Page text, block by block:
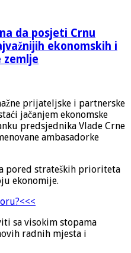
da posjeti Crnu
ekonomskih i
zemlje
prijateljske i partnerske
jačanjem ekonomske
predsjednika Vlade Crne
ambasadorke
pored strateških prioriteta
ekonomije.
sa visokim stopama
radnih mjesta i